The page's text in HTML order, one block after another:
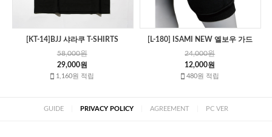
[KT-14]BJJ 샤라쿠 T-SHIRTS
58,000원
29,000원
1,160원 적립
[L-180] ISAMI NEW 엘보우 가드
24,000원
12,000원
480원 적립
GUIDE PRIVACY POLICY AGREEMENT PC VER